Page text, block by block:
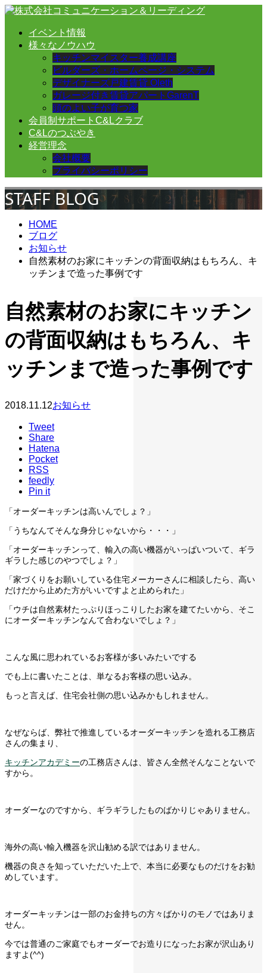
イベント情報
様々なノウハウ
キッチンマイスター養成講座
ビルダーズ・ホームページ・システム
デザイナーズ戸建賃貸 Oleth
ガレージ付き賃貸アパートGarenT
頭のよい子が育つ家
会員制サポートC&Lクラブ
C&Lのつぶやき
経営理念
会社概要
プライバシーポリシー
STAFF BLOG
HOME
ブログ
お知らせ
自然素材のお家にキッチンの背面収納はもちろん、キ
ッチンまで造った事例です
自然素材のお家にキッチン
の背面収納はもちろん、キ
ッチンまで造った事例です
2018.11.12お知らせ
Tweet
Share
Hatena
Pocket
RSS
feedly
Pin it
「オーダーキッチンは高いんでしょ？」
「うちなんてそんな身分じゃないから・・・」
「オーダーキッチンって、輸入の高い機器がいっぱいついて、ギラ
ギラした感じのやつでしょ？」
「家づくりをお願いしている住宅メーカーさんに相談したら、高い
だけだから止めた方がいいですよと止められた」
「ウチは自然素材たっぷりほっこりしたお家を建てたいから、そこ
にオーダーキッチンなんて合わないでしょ？」
こんな風に思われているお客様が多いみたいでする
でも上に書いたことは、単なるお客様の思い込み。
もっと言えば、住宅会社側の思い込みかもしれません。
なぜならば、弊社で推進しているオーダーキッチンを造れる工務店
さんの集まり、
キッチンアカデミーの工務店さんは、皆さん全然そんなことないで
すから。
オーダーなのですから、ギラギラしたものばかりじゃありません。
海外の高い輸入機器を沢山勧める訳ではありません。
機器の良さを知っていただいた上で、本当に必要なものだけをお勧
めしています。
オーダーキッチンは一部のお金持ちの方々ばかりのモノではありま
せん。
今では普通のご家庭でもオーダーでお造りになったお家が沢山あり
ますよ(^^)